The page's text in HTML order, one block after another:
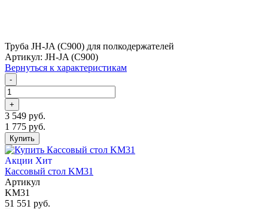
Труба JH-JA (C900) для полкодержателей
Артикул: JH-JA (C900)
Вернуться к характеристикам
-
+
3 549 руб.
1 775 руб.
Купить
Акции Хит
Кассовый стол KM31
Артикул
KM31
51 551 руб.